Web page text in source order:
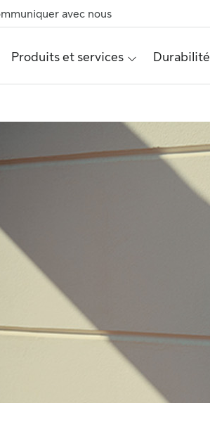
avec nous
Produits et services Durabilité